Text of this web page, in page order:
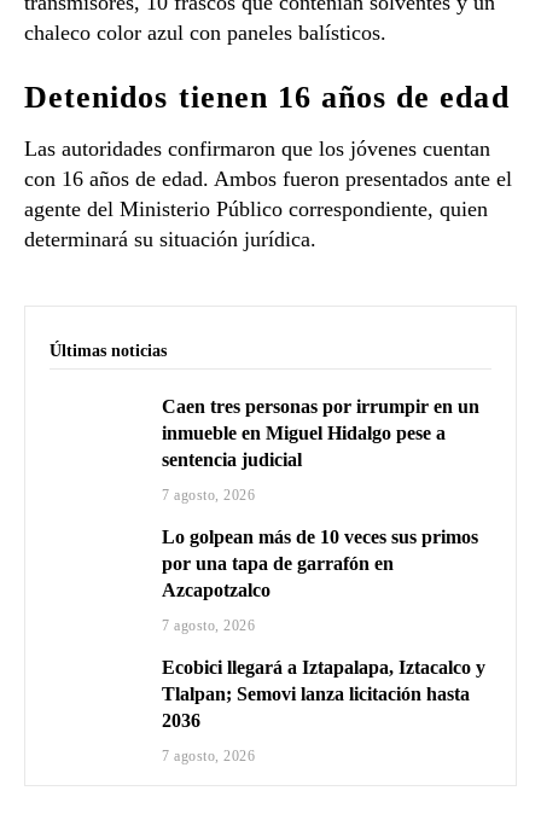
chaleco color azul con paneles balísticos.
Detenidos tienen 16 años de edad
Las autoridades confirmaron que los jóvenes cuentan
con 16 años de edad. Ambos fueron presentados ante el
agente del Ministerio Público correspondiente, quien
determinará su situación jurídica.
Últimas noticias
Caen tres personas por irrumpir en un
inmueble en Miguel Hidalgo pese a
sentencia judicial
7 agosto, 2026
Lo golpean más de 10 veces sus primos
por una tapa de garrafón en
Azcapotzalco
7 agosto, 2026
Ecobici llegará a Iztapalapa, Iztacalco y
Tlalpan; Semovi lanza licitación hasta
2036
7 agosto, 2026